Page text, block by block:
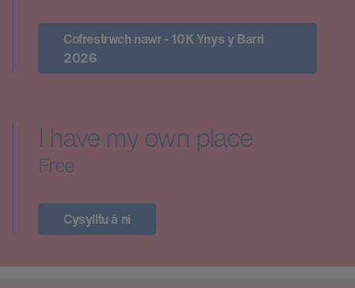
Cofrestrwch nawr - 10K Ynys y Barri
2026
I have my own place
Free
Cysylltu â ni